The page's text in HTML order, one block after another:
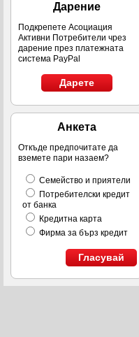
Дарение
Подкрепете Асоциация
Активни Потребители чрез
дарение през платежната
система PayPal
Дарете
Анкета
Откъде предпочитате да
вземете пари назаем?
Семейство и приятели
Потребителски кредит
от банка
Кредитна карта
Фирма за бърз кредит
Гласувай